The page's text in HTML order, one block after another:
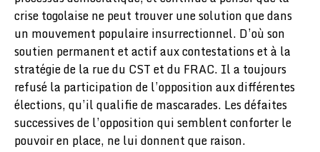
crise togolaise ne peut trouver une solution que dans
un mouvement populaire insurrectionnel. D’où son
soutien permanent et actif aux contestations et à la
stratégie de la rue du CST et du FRAC. Il a toujours
refusé la participation de l’opposition aux différentes
élections, qu’il qualifie de mascarades. Les défaites
successives de l’opposition qui semblent conforter le
pouvoir en place, ne lui donnent que raison.